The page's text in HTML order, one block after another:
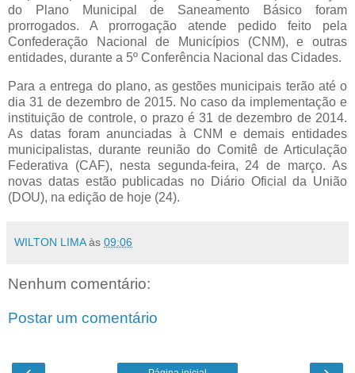
do Plano Municipal de Saneamento Básico foram
prorrogados. A prorrogação atende pedido feito pela
Confederação Nacional de Municípios (CNM), e outras
entidades, durante a 5º Conferência Nacional das Cidades.
Para a entrega do plano, as gestões municipais terão até o
dia 31 de dezembro de 2015. No caso da implementação e
instituição de controle, o prazo é 31 de dezembro de 2014.
As datas foram anunciadas à CNM e demais entidades
municipalistas, durante reunião do Comitê de Articulação
Federativa (CAF), nesta segunda-feira, 24 de março. As
novas datas estão publicadas no Diário Oficial da União
(DOU), na edição de hoje (24).
WILTON LIMA às 09:06
Nenhum comentário:
Postar um comentário